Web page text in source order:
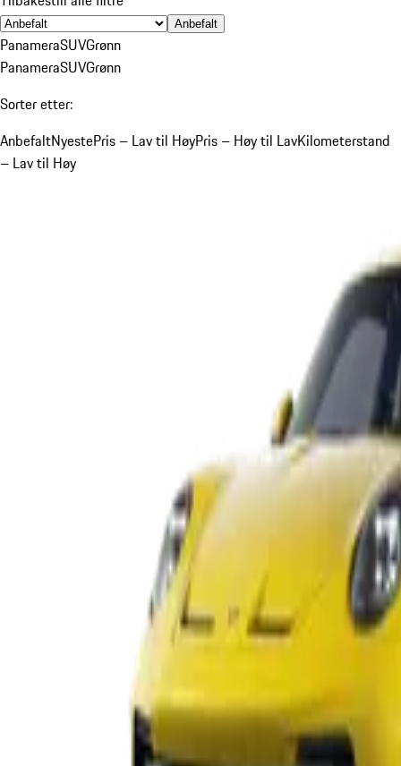
Anbefalt
PanameraSUVGrønn
PanameraSUVGrønn
Sorter etter:
AnbefaltNyestePris – Lav til HøyPris – Høy til LavKilometerstand
– Lav til Høy